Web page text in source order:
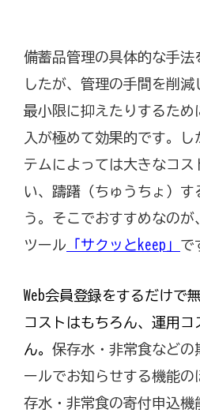
備蓄品管理の具体的な手法
したが、管理の手間を削
最小限に抑えたりするため
入が極めて効果的です。し
テムによっては大きなコス
い、躊躇（ちゅうちょ）す
う。そこでおすすめなの
ツール 「サクッとkeep」 で
Web会員登録をするだけで
コストはもちろん、運用コ
ん。 保存水・非常食などの
ールでお知らせする機能
存水・非常食の寄付申込機